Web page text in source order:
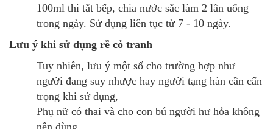
100ml thì tắt bếp, chia nước sắc làm 2 lần uống
trong ngày. Sử dụng liên tục từ 7 - 10 ngày.
Lưu ý khi sử dụng rễ cỏ tranh
Tuy nhiên, lưu ý một số cho trường hợp như
người đang suy nhược hay người tạng hàn cần cẩn
trọng khi sử dụng,
Phụ nữ có thai và cho con bú người hư hỏa không